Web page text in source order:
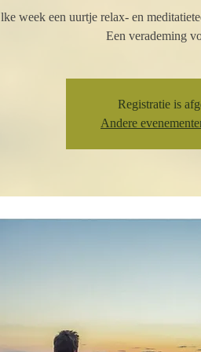
week een uurtje relax- en
Een verademing
Registratie is
Andere